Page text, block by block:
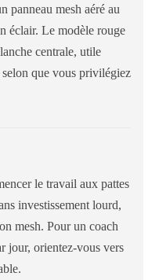
panneau mesh aéré au
éclair. Le modèle rouge
centrale, utile
que vous privilégiez
le travail aux pattes
investissement lourd,
mesh. Pour un coach
jour, orientez-vous vers